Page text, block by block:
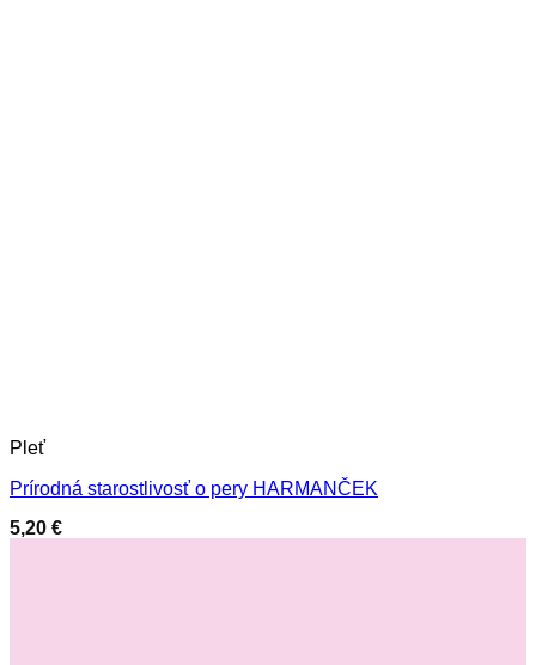
Pleť
Prírodná starostlivosť o pery HARMANČEK
5,20 €